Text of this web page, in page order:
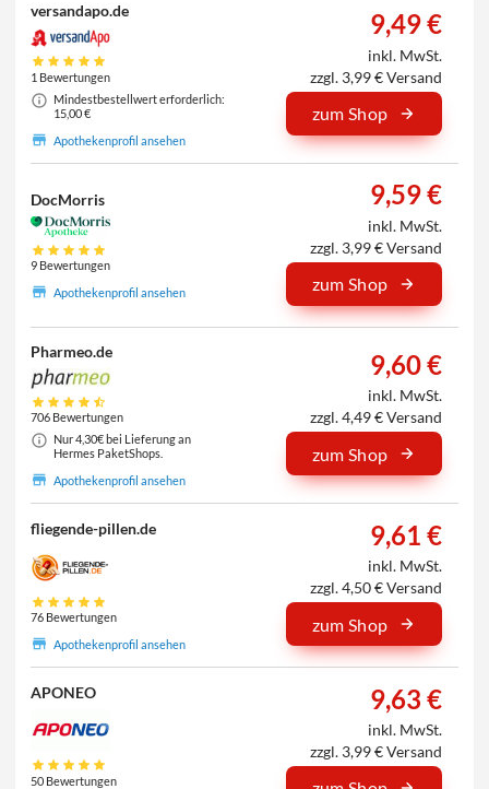
versandapo.de
1 Bewertungen
Mindestbestellwert erforderlich:
15,00 €
Apothekenprofil ansehen
9,49 €
inkl. MwSt.
zzgl. 3,99 € Versand
zum Shop
DocMorris
9 Bewertungen
Apothekenprofil ansehen
9,59 €
inkl. MwSt.
zzgl. 3,99 € Versand
zum Shop
Pharmeo.de
706 Bewertungen
Nur 4,30€ bei Lieferung an
Hermes PaketShops.
Apothekenprofil ansehen
9,60 €
inkl. MwSt.
zzgl. 4,49 € Versand
zum Shop
fliegende-pillen.de
76 Bewertungen
Apothekenprofil ansehen
9,61 €
inkl. MwSt.
zzgl. 4,50 € Versand
zum Shop
APONEO
50 Bewertungen
9,63 €
inkl. MwSt.
zzgl. 3,99 € Versand